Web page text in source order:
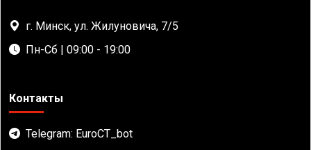
г. Минск, ул. Жилуновича, 7/5
Пн-Сб | 09:00 - 19:00
Контакты
Telegram: EuroCT_bot